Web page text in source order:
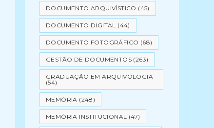
DOCUMENTO ARQUIVÍSTICO (45)
DOCUMENTO DIGITAL (44)
DOCUMENTO FOTOGRÁFICO (68)
GESTÃO DE DOCUMENTOS (263)
GRADUAÇÃO EM ARQUIVOLOGIA
(54)
MEMÓRIA (248)
MEMÓRIA INSTITUCIONAL (47)